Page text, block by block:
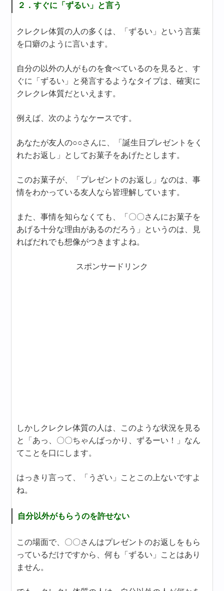
２．すぐに「ずるい」と言う
クレクレ体質の人の多くは、「ずるい」という言葉
を口癖のように言います。
自分の以外の人がものを食べているのを見ると、す
ぐに「ずるい」と発言するようなタイプは、確実に
クレクレ体質だといえます。
例えば、次のようなケースです。
あなたが友人の○○さんに、「誕生日プレゼントをく
れたお返し」としてお菓子をあげたとします。
このお菓子が、「プレゼントのお返し」なのは、事
情をわかっている友人なら皆理解しています。
また、事情を知らなくても、「〇〇さんにお菓子を
あげる十分な理由があるのだろう」というのは、見
ればだれでも想像がつきますよね。
スポンサードリンク
しかしクレクレ体質の人は、このような状況を見る
と「あっ、〇〇ちゃんばっかり、ずるーい！」なん
てことを口にします。
はっきり言って、「うざい」ことこの上ないですよ
ね。
自分以外がもらうのを許せない
この場面で、〇〇さんはプレゼントのお返しをもら
っているだけですから、何も「ずるい」ことはあり
ません。